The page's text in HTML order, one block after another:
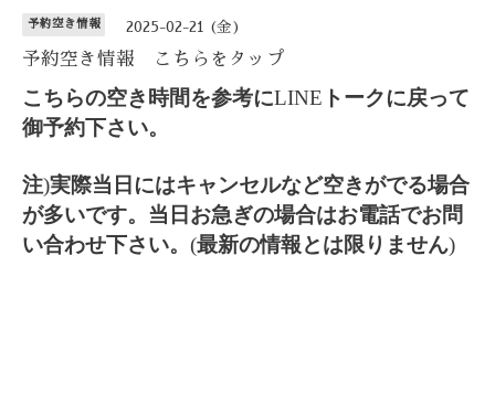
予約空き情報 2025-02-21 (金)
予約空き情報 こちらをタップ
こちらの空き時間を参考にLINE トークに戻って
御予約下さい。
注)実際当日にはキャンセルなど空きがでる場合
が多いです。当日お急ぎの場合はお電話でお問
い合わせ下さい。 (最新の情報とは限りません)